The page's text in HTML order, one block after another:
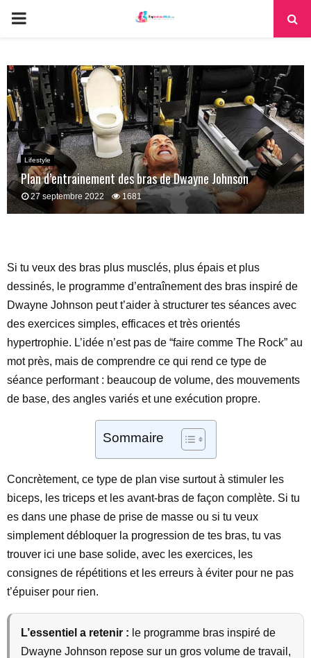
PRIMARY
Lifestyle
Plan d’entrainement des bras de Dwayne Johnson
27 septembre 2022 1681
Si tu veux des bras plus musclés, plus épais et plus
dessinés, le programme d’entraînement des bras inspiré de
Dwayne Johnson peut t’aider à structurer tes séances avec
des exercices simples, efficaces et très orientés
hypertrophie. L’idée n’est pas de “faire comme The Rock” au
mot près, mais de comprendre ce qui rend ce type de
séance performant : beaucoup de volume, des mouvements
de base, des angles variés et une exécution propre.
Sommaire
Concrètement, ce type de plan vise surtout à stimuler les
biceps, les triceps et les avant-bras de façon complète. Si tu
es dans une phase de prise de masse ou si tu veux
simplement débloquer la progression de tes bras, tu vas
trouver ici une base solide, avec les exercices, les
consignes de répétitions et les erreurs à éviter pour ne pas
t’épuiser pour rien.
L’essentiel a retenir : le programme bras inspiré de
Dwayne Johnson repose sur un gros volume de travail,